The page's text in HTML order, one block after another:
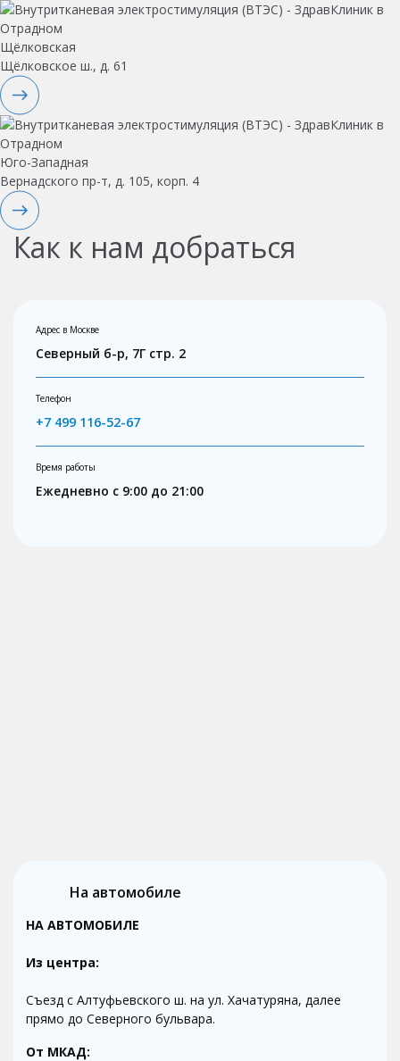
Щёлковская
Щёлковское ш., д. 61
Юго-Западная
Вернадского пр-т, д. 105, корп. 4
Как к нам добраться
Адрес в Москве
Северный б-р, 7Г стр. 2
Телефон
+7 499 116-52-67
Время работы
Ежедневно с 9:00 до 21:00
На автомобиле
НА АВТОМОБИЛЕ
Из центра:
Съезд с Алтуфьевского ш. на ул. Хачатуряна, далее
прямо до Северного бульвара.
От МКАД: